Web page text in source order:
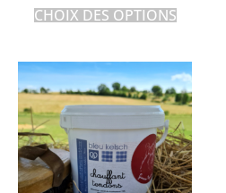
CHOIX DES OPTIONS